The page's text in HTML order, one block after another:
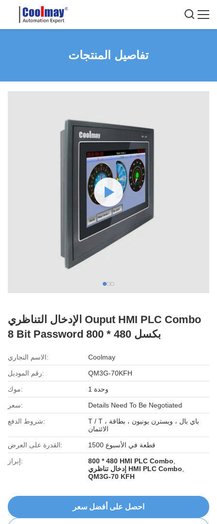
تفاصيل المنتجات
الإدخال التناظري Ouput HMI PLC Combo
8 Bit Password 800 * 480 بكسل
الاسم التجاري: Coolmay
رقم الموديل: QM3G-70KFH
موك: وحدة 1
سعر: Details Need To Be Negotiated
شروط الدفع:
T / T ، باي بال ، ويسترن يونيون ، بطاقة
الائتمان
القدرة على العرض: 1500 قطعة في الأسبوع
إبراز: 800 * 480 HMI PLC Combo
إدخال تناظري HMI PLC Combo
QM3G-70 KFH
احصل على أفضل سعر